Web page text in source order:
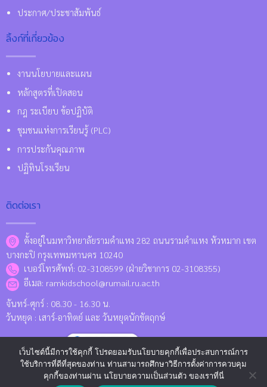
ประกาศ/ประชาสัมพันธ์
ลิ้งก์ที่เกี่ยวข้อง
งานนโยบายและแผน
หลักสูตรที่เปิดสอน
กฎ ระเบียบ ข้อปฏิบัติ
ชุมชนแห่งการเรียนรู้ (PLC)
การประกันคุณภาพ
ปฏิทินโรงเรียน
ติดต่อเรา
ตั้งอยู่ในมหาวิทยาลัยรามคำแหง 282 ถนนรามคำแหง หัวหมาก เขต
บางกะปิ กรุงเทพมหานคร 10240
เบอร์โทรศัพท์: 02-3108599 (ฝ่ายวิชาการ 02-3108355)
อีเมล: ramkidschool@rumail.ru.ac.th
จันทร์-ศุกร์ : 08.30 - 16.30 น.
วันหยุด : เสาร์-อาทิตย์ และ วันหยุดนักขัตฤกษ์
Location Map
Copyright 2026 © www.kids.ru.ac.th Designed and Developed by
เว็บไซต์นี้มีการใช้คุกกี้ โปรดยอมรับนโยบายคุกกี้เพื่อประสบการณ์การ
ใช้บริการที่ดีที่สุดของท่าน ท่านสามารถศึกษาวิธีการตั้งค่าการควบคุม
คุกกี้ของท่านผ่าน นโยบายความเป็นส่วนตัว ของเราที่นี่